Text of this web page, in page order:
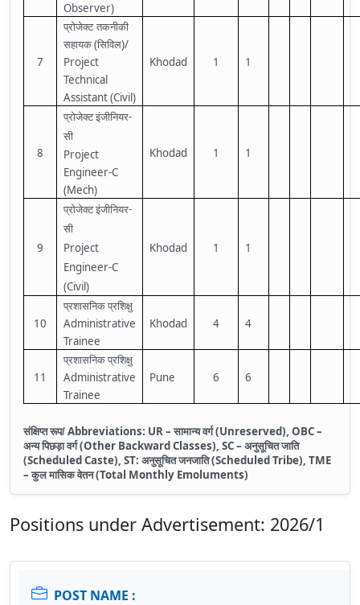
Observer)
7
प्रोजेक्ट तकनीकी
सहायक(सिविल)/
Project
Technical
Assistant (Civil)
Khodad 1 1
8
प्रोजेक्ट इंजीनियर-
सी
Project
Engineer-C
(Mech)
Khodad 1 1
9
प्रोजेक्ट इंजीनियर-
सी
Project
Engineer-C
(Civil)
Khodad 1 1
10
प्रशासनिक प्रशिक्षु
Administrative
Trainee
Khodad 4 4
11
प्रशासनिक प्रशिक्षु
Administrative
Trainee
Pune 6 6
संक्षिप्त रूप/ Abbreviations: UR – सामान्य वर्ग(Unreserved), OBC –
अन्य पिछड़ा वर्ग(Other Backward Classes), SC – अनुसूचित जाति
(Scheduled Caste), ST: अनुसूचित जनजाति(Scheduled Tribe), TME
– कुल मासिक वेतन(Total Monthly Emoluments)
Positions under Advertisement: 2026/1
POST NAME :